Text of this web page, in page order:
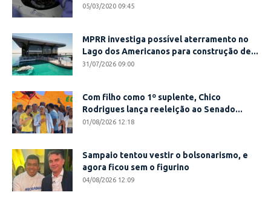
05/03/2020 09:45
MPRR investiga possível aterramento no
Lago dos Americanos para construção de...
31/07/2026 09:00
Com filho como 1º suplente, Chico
Rodrigues lança reeleição ao Senado...
01/08/2026 12:18
Sampaio tentou vestir o bolsonarismo, e
agora ficou sem o figurino
04/08/2026 12:09